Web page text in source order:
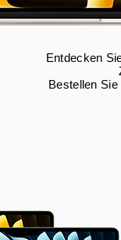
Entdecken
Bestellen